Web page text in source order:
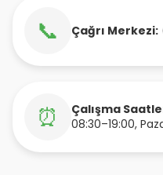
📞 Çağrı Merkezi:
⏰ Çalışma
08:30–19:00,